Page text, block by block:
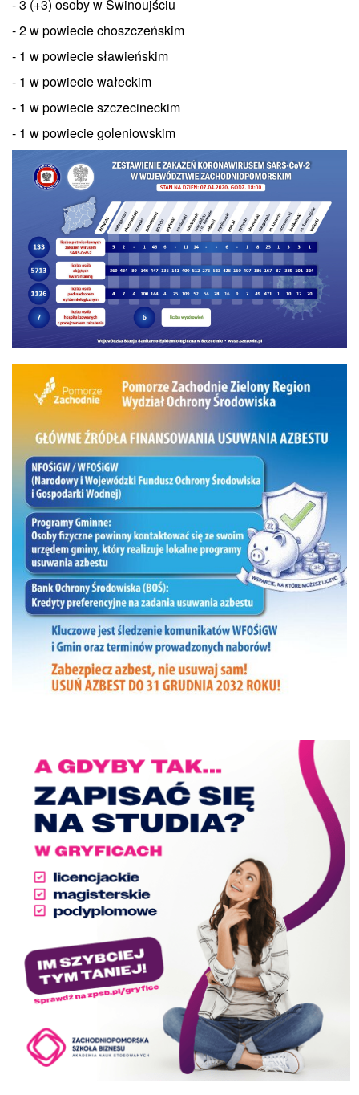
- 3 (+3) osoby w Świnoujściu
- 2 w powiecie choszczeńskim
- 1 w powiecie sławieńskim
- 1 w powiecie wałeckim
- 1 w powiecie szczecineckim
- 1 w powiecie goleniowskim